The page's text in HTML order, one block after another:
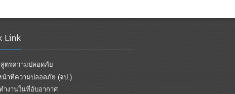
Link
ตรความปลอดภัย
น้าที่ความปลอดภัย (จป.)
ำงานในที่อับอากาศ